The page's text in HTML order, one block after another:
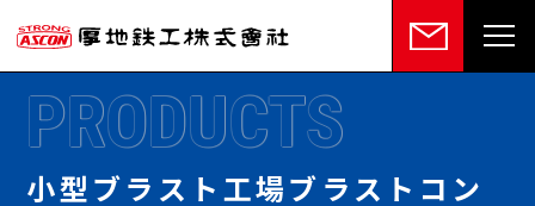
小型ブラスト工場ブラストコン
PRODUCTS